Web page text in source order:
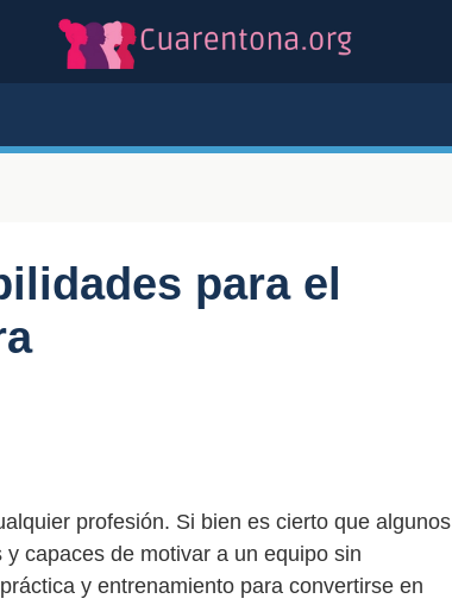
para el
profesión. Si bien es cierto que algunos
capaces de motivar a un equipo sin
y entrenamiento para convertirse en